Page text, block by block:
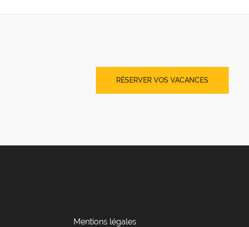
RÉSERVER VOS VACANCES
Mentions légales